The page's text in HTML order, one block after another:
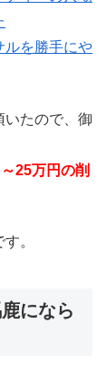
ルを勝手にや
いたので、御
25万円の削
。
になら